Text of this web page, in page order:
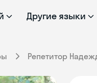
Другие языки
Репетитор